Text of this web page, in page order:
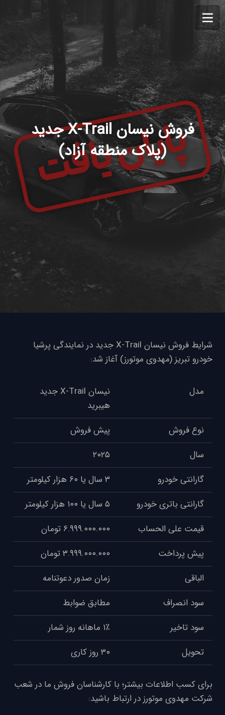
فروش نیسان X-Trail جدید
(پلاک منطقه آزاد)
شرایط فروش نیسان X-Trail جدید در نمایندگی پرشیا
خودرو تبریز (مهدوی موتورز) آغاز شد:
مدل
نیسان X-Trail جدید
هیبرید
نوع فروش
پیش فروش
سال
۲۰۲۵
گارانتی خودرو
۳ سال یا ۶۰ هزار کیلومتر
گارانتی باتری خودرو
۵ سال یا ۱۰۰ هزار کیلومتر
قیمت علی الحساب
۶.۹۹۹.۰۰۰.۰۰۰ تومان
پیش پرداخت
۳.۹۹۹.۰۰۰.۰۰۰ تومان
الباقی
زمان صدور دعوتنامه
سود انصراف
مطابق ضوابط
سود تاخیر
۱٪ ماهانه روز شمار
تحویل
۳۰ روز کاری
برای کسب اطلاعات بیشتر؛ با کارشناسان فروش ما در شعب
شرکت مهدوی موتورز در ارتباط باشید: